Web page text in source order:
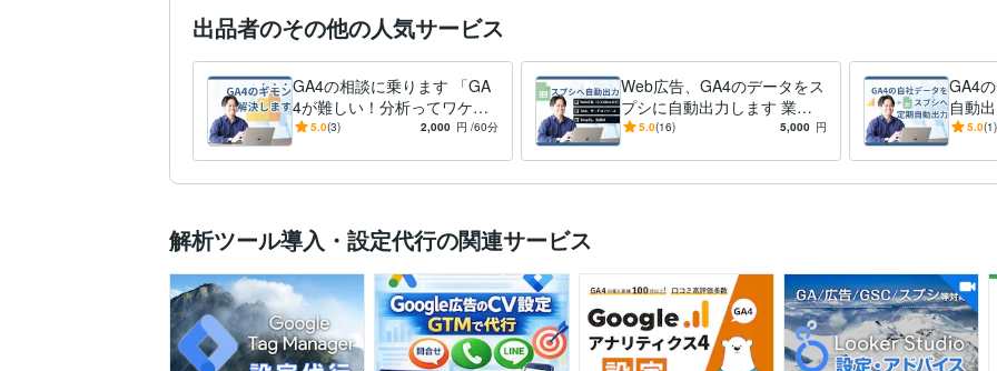
出品者のその他の人気サービス
GA4の相談に乗ります 「GA
4が難しい！分析ってワケわ
からん！」で分析を諦める前
5.0(3) 2,000 円 /60分
Web広告、GA4のデータをス
プシに自動出力します 業務
効率化。手動入力のストレス
5.0(16) 5,000 円
GA4
自動
化。
5.0(1)
解析ツール導入・設定代行の関連サービス